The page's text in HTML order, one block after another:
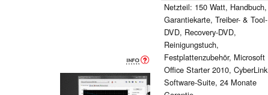
Netzteil: 150 Watt, Handbuch,
Garantiekarte, Treiber- & Tool-
DVD, Recovery-DVD,
Reinigungstuch,
Festplattenzubehör, Microsoft
Office Starter 2010, CyberLink
Software-Suite, 24 Monate